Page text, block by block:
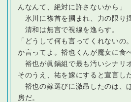
んなんて、絶対に許さないから」
氷川に襟首を摑まれ、力の限り
清和は無言で視線を逸らす。
「どうして何も言ってくれないの
か言ってよ。裕也くんが魔女に食
裕也が眞鍋組で最も汚いシナリ
そのうえ、祐を嫁にすると宣言し
裕也の嫁選びに激昂したのは、
房だ。